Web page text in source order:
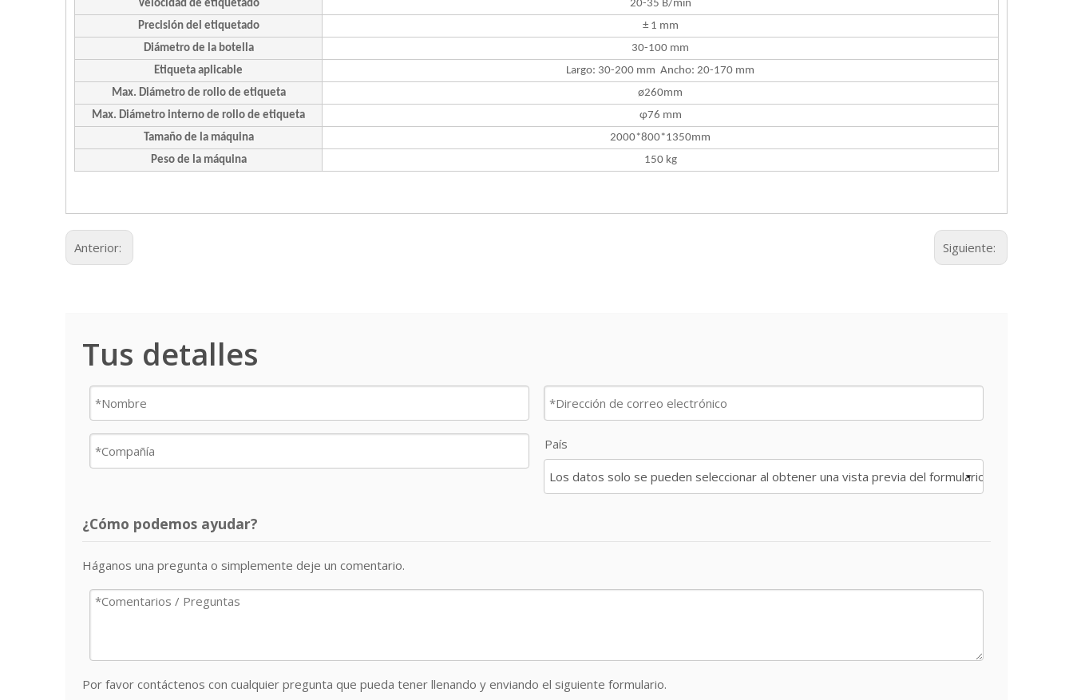
Velocidad de etiquetado
20-35 B/min
Precisión del etiquetado
± 1 mm
Diámetro de la botella
30-100 mm
Etiqueta aplicable
Largo: 30-200 mm Ancho: 20-170 mm
Max. Diámetro de rollo de etiqueta
ø260mm
Max. Diámetro interno de rollo de etiqueta
φ76 mm
Tamaño de la máquina
2000*800*1350mm
Peso de la máquina
150 kg
Anterior: Siguiente:
Tus detalles
País
¿Cómo podemos ayudar?
Háganos una pregunta o simplemente deje un comentario.
Por favor contáctenos con cualquier pregunta que pueda tener llenando y enviando el siguiente formulario.